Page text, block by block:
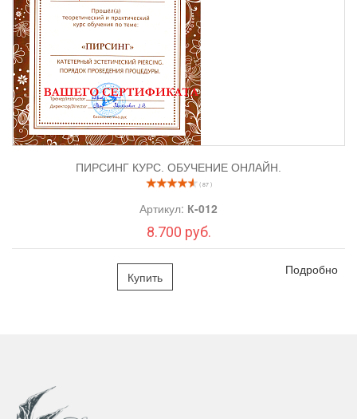
ПИРСИНГ КУРС. ОБУЧЕНИЕ ОНЛАЙН.
( 87 )
Артикул: К-012
8.700 руб.
Купить Подробно